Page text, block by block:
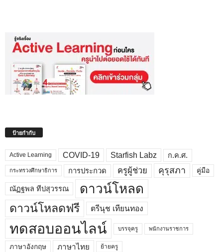
ป้ายกำกับ
Active Learning COVID-19 Starfish Labz ก.ค.ศ.
กระทรวงศึกษาธิการ การประกวด ครูผู้ช่วย คุรุสภา คู่มือ
ณัฏฐพล ทีปสุวรรณ ดาวน์โหลด
ดาวน์โหลดฟรี ตรีนุช เทียนทอง
ทดสอบออนไลน์ บรรจุครู พนักงานราชการ
ภาษาอังกฤษ ภาษาไทย ย้ายครู